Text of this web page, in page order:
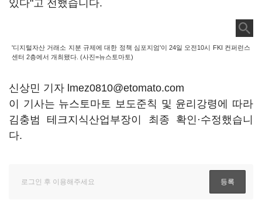
있다"고 전했습니다.
'디지털자산 거래소 지분 규제에 대한 정책 심포지엄'이 24일 오전10시 FKI 컨퍼런스
센터 2층에서 개최됐다. (사진=뉴스토마토)
신상민 기자 lmez0810@etomato.com
이 기사는 뉴스토마토 보도준칙 및 윤리강령에 따라
김충범 테크지식산업부장이 최종 확인·수정했습니
다.